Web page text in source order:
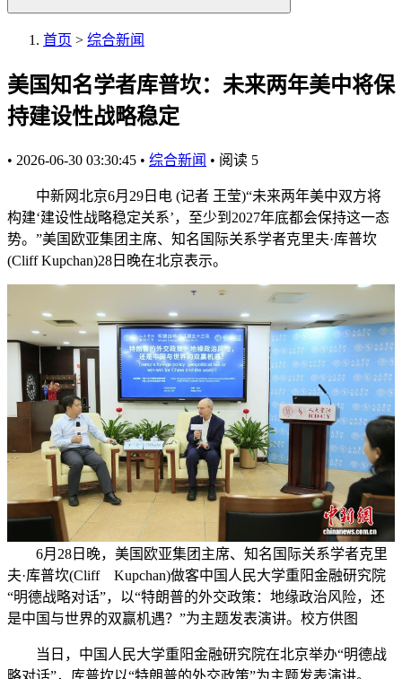
首页 > 综合新闻
美国知名学者库普坎：未来两年美中将保
持建设性战略稳定
• 2026-06-30 03:30:45 • 综合新闻 • 阅读 5
中新网北京6月29日电 (记者 王莹)“未来两年美中双方将
构建‘建设性战略稳定关系’，至少到2027年底都会保持这一态
势。”美国欧亚集团主席、知名国际关系学者克里夫·库普坎
(Cliff Kupchan)28日晚在北京表示。
6月28日晚，美国欧亚集团主席、知名国际关系学者克里
夫·库普坎(Cliff Kupchan)做客中国人民大学重阳金融研究院
“明德战略对话”，以“特朗普的外交政策：地缘政治风险，还
是中国与世界的双赢机遇？”为主题发表演讲。校方供图
当日，中国人民大学重阳金融研究院在北京举办“明德战